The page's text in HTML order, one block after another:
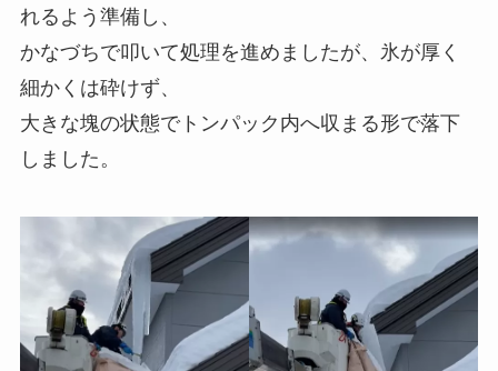
れるよう準備し、
かなづちで叩いて処理を進めましたが、氷が厚く
細かくは砕けず、
大きな塊の状態でトンパック内へ収まる形で落下
しました。